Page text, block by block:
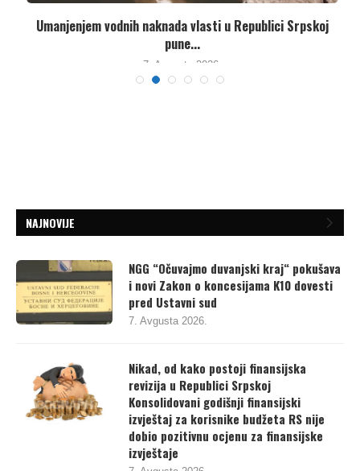
Umanjenjem vodnih naknada vlasti u Republici Srpskoj
pune...
7. Avgusta 2026.
NAJNOVIJE
NGG “Očuvajmo duvanjski kraj“ pokušava
i novi Zakon o koncesijama K10 dovesti
pred Ustavni sud
7. Avgusta 2026.
Nikad, od kako postoji finansijska
revizija u Republici Srpskoj
Konsolidovani godišnji finansijski
izvještaj za korisnike budžeta RS nije
dobio pozitivnu ocjenu za finansijske
izvještaje